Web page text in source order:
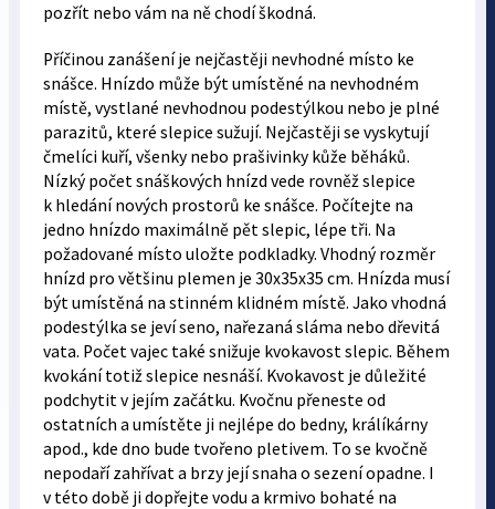
pozřít nebo vám na ně chodí škodná.
Příčinou zanášení je nejčastěji nevhodné místo ke
snášce. Hnízdo může být umístěné na nevhodném
místě, vystlané nevhodnou podestýlkou nebo je plné
parazitů, které slepice sužují. Nejčastěji se vyskytují
čmelíci kuří, všenky nebo prašivinky kůže běháků.
Nízký počet snáškových hnízd vede rovněž slepice
k hledání nových prostorů ke snášce. Počítejte na
jedno hnízdo maximálně pět slepic, lépe tři. Na
požadované místo uložte podkladky. Vhodný rozměr
hnízd pro většinu plemen je 30x35x35 cm. Hnízda musí
být umístěná na stinném klidném místě. Jako vhodná
podestýlka se jeví seno, nařezaná sláma nebo dřevitá
vata. Počet vajec také snižuje kvokavost slepic. Během
kvokání totiž slepice nesnáší. Kvokavost je důležité
podchytit v jejím začátku. Kvočnu přeneste od
ostatních a umístěte ji nejlépe do bedny, králíkárny
apod., kde dno bude tvořeno pletivem. To se kvočně
nepodaří zahřívat a brzy její snaha o sezení opadne. I
v této době ji dopřejte vodu a krmivo bohaté na